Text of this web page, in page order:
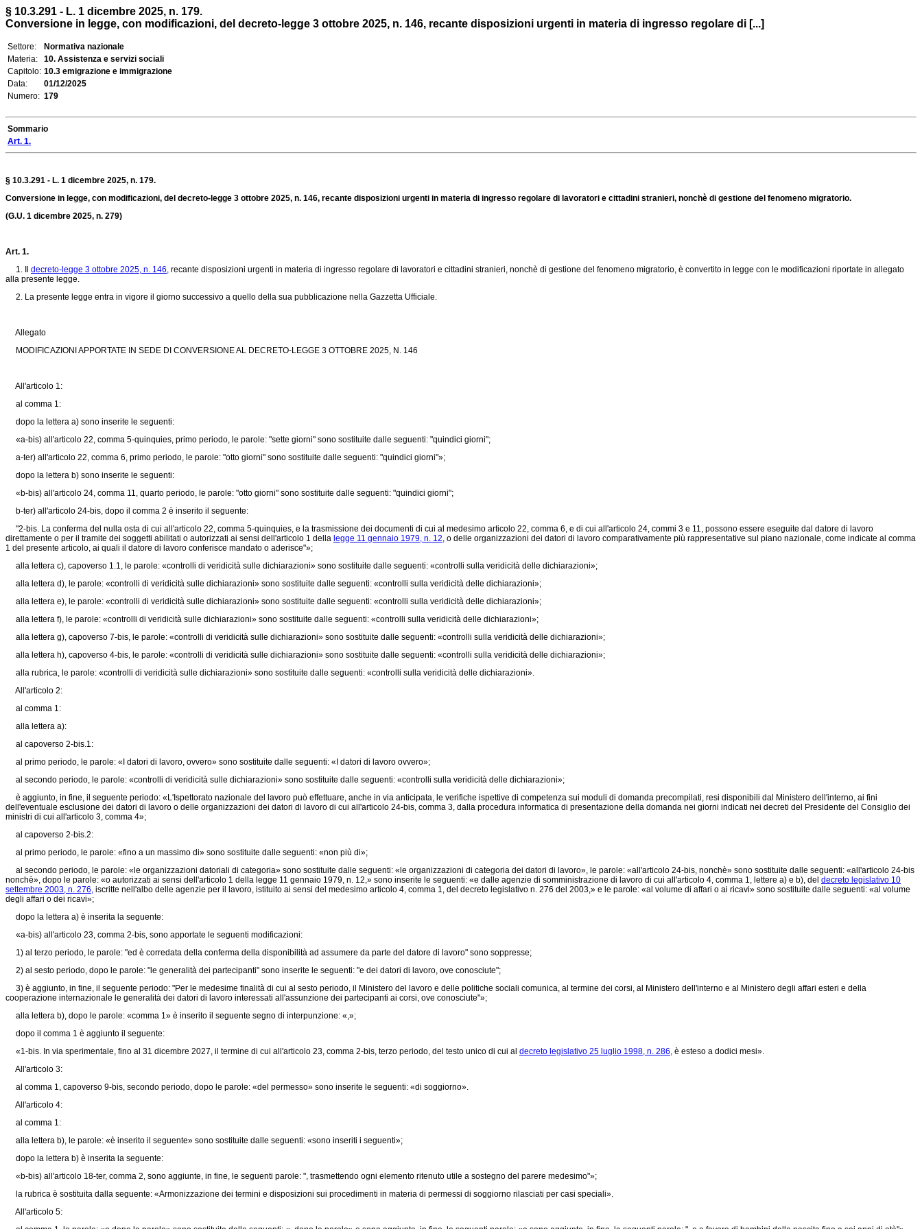
§ 10.3.291 - L. 1 dicembre 2025, n. 179.
Conversione in legge, con modificazioni, del decreto-legge 3 ottobre 2025, n. 146, recante disposizioni urgenti in materia di ingresso regolare di [...]
Settore:
Normativa nazionale
Materia:
10. Assistenza e servizi sociali
Capitolo: 10.3 emigrazione e immigrazione
Data:
01/12/2025
Numero: 179
Sommario
Art. 1.
§ 10.3.291 - L. 1 dicembre 2025, n. 179.
Conversione in legge, con modificazioni, del decreto-legge 3 ottobre 2025, n. 146, recante disposizioni urgenti in materia di ingresso regolare di lavoratori e cittadini stranieri, nonchè di gestione del fenomeno migratorio.
(G.U. 1 dicembre 2025, n. 279)
Art. 1.
1. Il decreto-legge 3 ottobre 2025, n. 146, recante disposizioni urgenti in materia di ingresso regolare di lavoratori e cittadini stranieri, nonchè di gestione del fenomeno migratorio, è convertito in legge con le modificazioni riportate in allegato
alla presente legge.
2. La presente legge entra in vigore il giorno successivo a quello della sua pubblicazione nella Gazzetta Ufficiale.
Allegato
MODIFICAZIONI APPORTATE IN SEDE DI CONVERSIONE AL DECRETO-LEGGE 3 OTTOBRE 2025, N. 146
All'articolo 1:
al comma 1:
dopo la lettera a) sono inserite le seguenti:
«a-bis) all'articolo 22, comma 5-quinquies, primo periodo, le parole: "sette giorni" sono sostituite dalle seguenti: "quindici giorni";
a-ter) all'articolo 22, comma 6, primo periodo, le parole: "otto giorni" sono sostituite dalle seguenti: "quindici giorni"»;
dopo la lettera b) sono inserite le seguenti:
«b-bis) all'articolo 24, comma 11, quarto periodo, le parole: "otto giorni" sono sostituite dalle seguenti: "quindici giorni";
b-ter) all'articolo 24-bis, dopo il comma 2 è inserito il seguente:
"2-bis. La conferma del nulla osta di cui all'articolo 22, comma 5-quinquies, e la trasmissione dei documenti di cui al medesimo articolo 22, comma 6, e di cui all'articolo 24, commi 3 e 11, possono essere eseguite dal datore di lavoro
direttamente o per il tramite dei soggetti abilitati o autorizzati ai sensi dell'articolo 1 della legge 11 gennaio 1979, n. 12, o delle organizzazioni dei datori di lavoro comparativamente più rappresentative sul piano nazionale, come indicate al comma
1 del presente articolo, ai quali il datore di lavoro conferisce mandato o aderisce"»;
alla lettera c), capoverso 1.1, le parole: «controlli di veridicità sulle dichiarazioni» sono sostituite dalle seguenti: «controlli sulla veridicità delle dichiarazioni»;
alla lettera d), le parole: «controlli di veridicità sulle dichiarazioni» sono sostituite dalle seguenti: «controlli sulla veridicità delle dichiarazioni»;
alla lettera e), le parole: «controlli di veridicità sulle dichiarazioni» sono sostituite dalle seguenti: «controlli sulla veridicità delle dichiarazioni»;
alla lettera f), le parole: «controlli di veridicità sulle dichiarazioni» sono sostituite dalle seguenti: «controlli sulla veridicità delle dichiarazioni»;
alla lettera g), capoverso 7-bis, le parole: «controlli di veridicità sulle dichiarazioni» sono sostituite dalle seguenti: «controlli sulla veridicità delle dichiarazioni»;
alla lettera h), capoverso 4-bis, le parole: «controlli di veridicità sulle dichiarazioni» sono sostituite dalle seguenti: «controlli sulla veridicità delle dichiarazioni»;
alla rubrica, le parole: «controlli di veridicità sulle dichiarazioni» sono sostituite dalle seguenti: «controlli sulla veridicità delle dichiarazioni».
All'articolo 2:
al comma 1:
alla lettera a):
al capoverso 2-bis.1:
al primo periodo, le parole: «I datori di lavoro, ovvero» sono sostituite dalle seguenti: «I datori di lavoro ovvero»;
al secondo periodo, le parole: «controlli di veridicità sulle dichiarazioni» sono sostituite dalle seguenti: «controlli sulla veridicità delle dichiarazioni»;
è aggiunto, in fine, il seguente periodo: «L'Ispettorato nazionale del lavoro può effettuare, anche in via anticipata, le verifiche ispettive di competenza sui moduli di domanda precompilati, resi disponibili dal Ministero dell'interno, ai fini
dell'eventuale esclusione dei datori di lavoro o delle organizzazioni dei datori di lavoro di cui all'articolo 24-bis, comma 3, dalla procedura informatica di presentazione della domanda nei giorni indicati nei decreti del Presidente del Consiglio dei
ministri di cui all'articolo 3, comma 4»;
al capoverso 2-bis.2:
al primo periodo, le parole: «fino a un massimo di» sono sostituite dalle seguenti: «non più di»;
al secondo periodo, le parole: «le organizzazioni datoriali di categoria» sono sostituite dalle seguenti: «le organizzazioni di categoria dei datori di lavoro», le parole: «all'articolo 24-bis, nonchè» sono sostituite dalle seguenti: «all'articolo 24-bis
nonchè», dopo le parole: «o autorizzati ai sensi dell'articolo 1 della legge 11 gennaio 1979, n. 12,» sono inserite le seguenti: «e dalle agenzie di somministrazione di lavoro di cui all'articolo 4, comma 1, lettere a) e b), del decreto legislativo 10
settembre 2003, n. 276, iscritte nell'albo delle agenzie per il lavoro, istituito ai sensi del medesimo articolo 4, comma 1, del decreto legislativo n. 276 del 2003,» e le parole: «al volume di affari o ai ricavi» sono sostituite dalle seguenti: «al volume
degli affari o dei ricavi»;
dopo la lettera a) è inserita la seguente:
«a-bis) all'articolo 23, comma 2-bis, sono apportate le seguenti modificazioni:
1) al terzo periodo, le parole: "ed è corredata della conferma della disponibilità ad assumere da parte del datore di lavoro" sono soppresse;
2) al sesto periodo, dopo le parole: "le generalità dei partecipanti" sono inserite le seguenti: "e dei datori di lavoro, ove conosciute";
3) è aggiunto, in fine, il seguente periodo: "Per le medesime finalità di cui al sesto periodo, il Ministero del lavoro e delle politiche sociali comunica, al termine dei corsi, al Ministero dell'interno e al Ministero degli affari esteri e della
cooperazione internazionale le generalità dei datori di lavoro interessati all'assunzione dei partecipanti ai corsi, ove conosciute"»;
alla lettera b), dopo le parole: «comma 1» è inserito il seguente segno di interpunzione: «,»;
dopo il comma 1 è aggiunto il seguente:
«1-bis. In via sperimentale, fino al 31 dicembre 2027, il termine di cui all'articolo 23, comma 2-bis, terzo periodo, del testo unico di cui al decreto legislativo 25 luglio 1998, n. 286, è esteso a dodici mesi».
All'articolo 3:
al comma 1, capoverso 9-bis, secondo periodo, dopo le parole: «del permesso» sono inserite le seguenti: «di soggiorno».
All'articolo 4:
al comma 1:
alla lettera b), le parole: «è inserito il seguente» sono sostituite dalle seguenti: «sono inseriti i seguenti»;
dopo la lettera b) è inserita la seguente:
«b-bis) all'articolo 18-ter, comma 2, sono aggiunte, in fine, le seguenti parole: ", trasmettendo ogni elemento ritenuto utile a sostegno del parere medesimo"»;
la rubrica è sostituita dalla seguente: «Armonizzazione dei termini e disposizioni sui procedimenti in materia di permessi di soggiorno rilasciati per casi speciali».
All'articolo 5: